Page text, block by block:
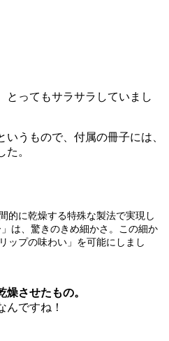
とってもサラサラしていまし
いうもので、付属の冊子には、
。
的に乾燥する特殊な製法で実現し
は、驚きのきめ細かさ。この細か
ップの味わい」を可能にしまし
燥させたもの。
んですね！